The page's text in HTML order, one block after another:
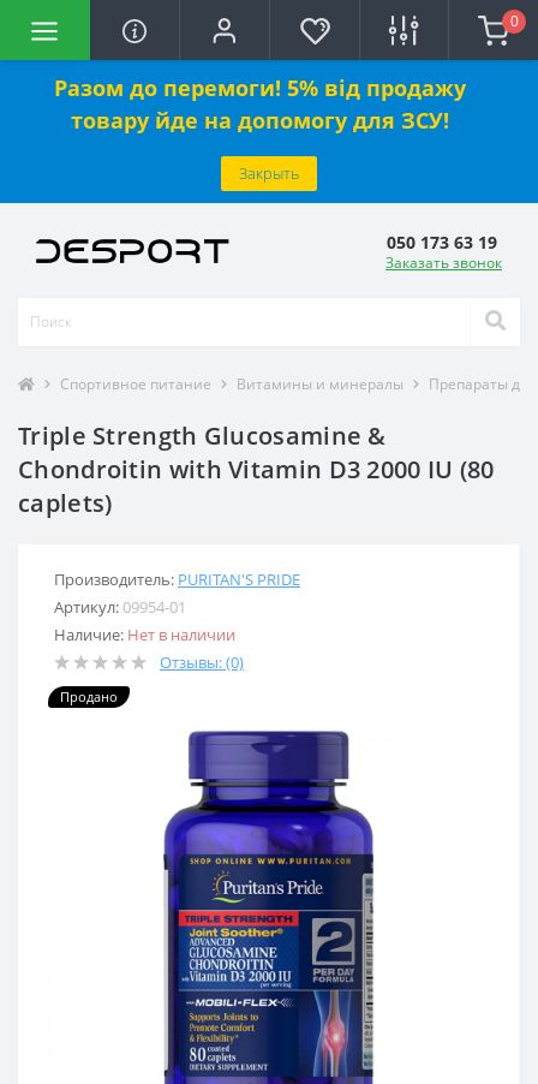
Разом до перемоги! 5% від продажу
товару йде на допомогу для ЗСУ!
Закрыть
0
050 173 63 19
Заказать звонок
Спортивное питание Витамины и минералы Препараты для
Triple Strength Glucosamine &
Chondroitin with Vitamin D3 2000 IU (80
caplets)
Производитель: PURITAN'S PRIDE
Артикул:09954-01
Наличие: Нет в наличии
Отзывы: (0)
Продано